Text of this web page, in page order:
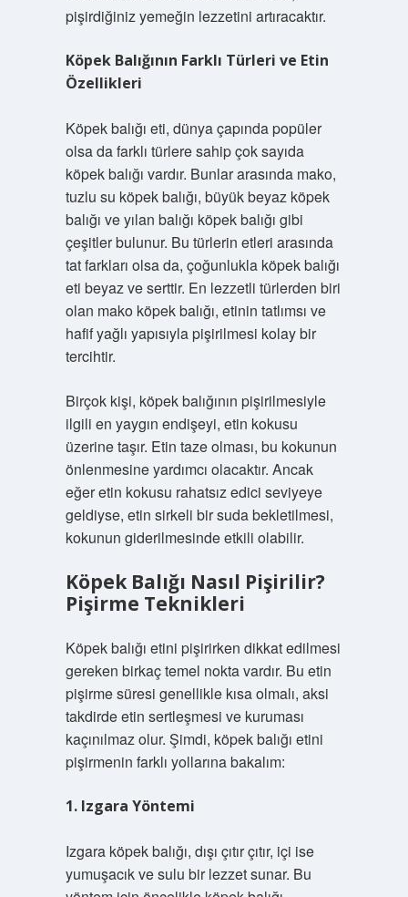
pişirdiğiniz yemeğin lezzetini artıracaktır.
Köpek Balığının Farklı Türleri ve Etin
Özellikleri
Köpek balığı eti, dünya çapında popüler
olsa da farklı türlere sahip çok sayıda
köpek balığı vardır. Bunlar arasında mako,
tuzlu su köpek balığı, büyük beyaz köpek
balığı ve yılan balığı köpek balığı gibi
çeşitler bulunur. Bu türlerin etleri arasında
tat farkları olsa da, çoğunlukla köpek balığı
eti beyaz ve serttir. En lezzetli türlerden biri
olan mako köpek balığı, etinin tatlımsı ve
hafif yağlı yapısıyla pişirilmesi kolay bir
tercihtir.
Birçok kişi, köpek balığının pişirilmesiyle
ilgili en yaygın endişeyi, etin kokusu
üzerine taşır. Etin taze olması, bu kokunun
önlenmesine yardımcı olacaktır. Ancak
eğer etin kokusu rahatsız edici seviyeye
geldiyse, etin sirkeli bir suda bekletilmesi,
kokunun giderilmesinde etkili olabilir.
Köpek Balığı Nasıl Pişirilir?
Pişirme Teknikleri
Köpek balığı etini pişirirken dikkat edilmesi
gereken birkaç temel nokta vardır. Bu etin
pişirme süresi genellikle kısa olmalı, aksi
takdirde etin sertleşmesi ve kuruması
kaçınılmaz olur. Şimdi, köpek balığı etini
pişirmenin farklı yollarına bakalım:
1. Izgara Yöntemi
Izgara köpek balığı, dışı çıtır çıtır, içi ise
yumuşacık ve sulu bir lezzet sunar. Bu